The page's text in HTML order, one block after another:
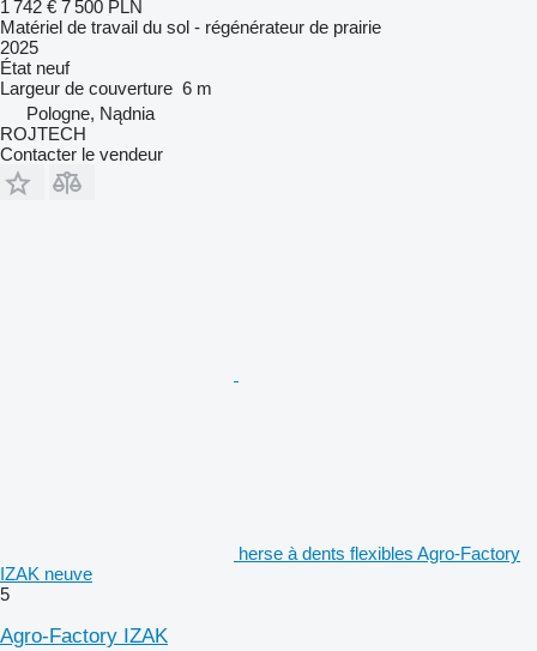
1 742 € 7 500 PLN
Matériel de travail du sol - régénérateur de prairie
2025
État neuf
Largeur de couverture 6 m
Pologne, Nądnia
ROJTECH
Contacter le vendeur
herse à dents flexibles Agro-Factory
IZAK neuve
5
Agro-Factory IZAK